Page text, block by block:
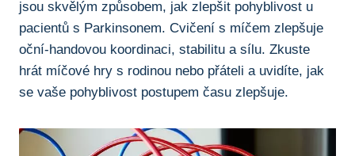
jsou skvělým způsobem, jak zlepšit pohyblivost u
pacientů s Parkinsonem. Cvičení ‌s míčem zlepšuje
oční-handovou ⁤koordinaci, stabilitu a sílu. Zkuste
hrát míčové hry ⁣s rodinou nebo přáteli a ⁤uvidíte, jak
se vaše pohyblivost postupem času zlepšuje.